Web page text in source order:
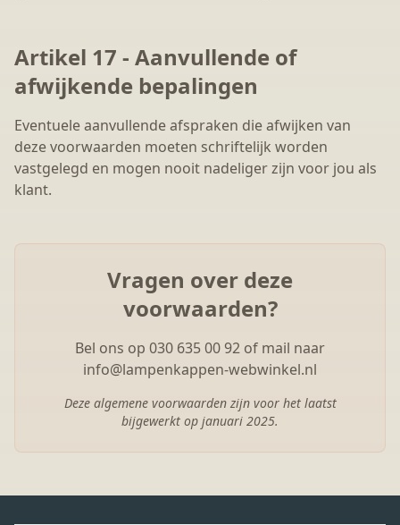
Artikel 17 - Aanvullende of
afwijkende bepalingen
Eventuele aanvullende afspraken die afwijken van
deze voorwaarden moeten schriftelijk worden
vastgelegd en mogen nooit nadeliger zijn voor jou als
klant.
Vragen over deze
voorwaarden?
Bel ons op 030 635 00 92 of mail naar
info@lampenkappen-webwinkel.nl
Deze algemene voorwaarden zijn voor het laatst
bijgewerkt op januari 2025.